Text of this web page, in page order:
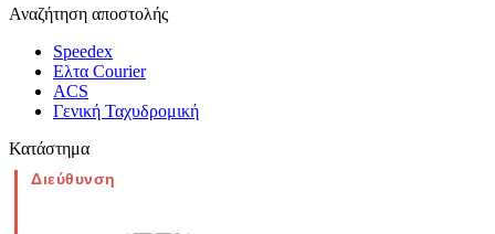
Αναζήτηση αποστολής
Speedex
Ελτα Courier
ACS
Γενική Ταχυδρομική
Κατάστημα
Διεύθυνση